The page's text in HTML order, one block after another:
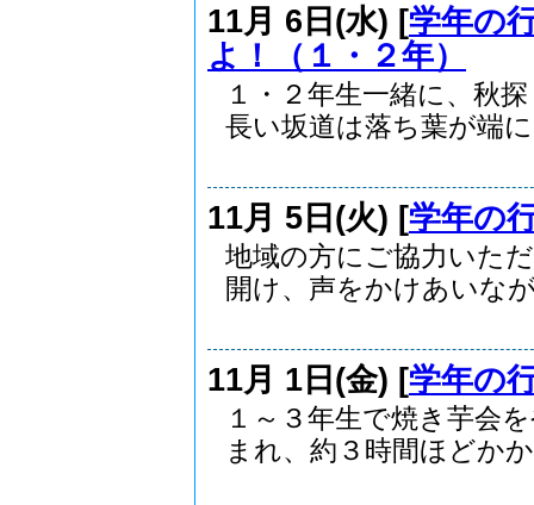
11月 6日(水) [学年の
よ！（１・２年）
１・２年生一緒に、秋
長い坂道は落ち葉が端
11月 5日(火) [学年の
地域の方にご協力いた
開け、声をかけあいな
11月 1日(金) [学年の
１～３年生で焼き芋会
まれ、約３時間ほどか